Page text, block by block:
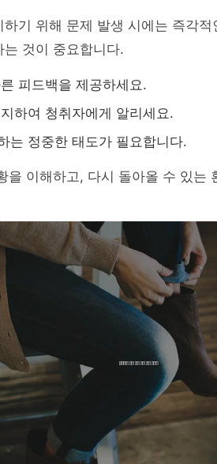
기 위해 문제 발생 시에는 즉각
것이 중요합니다.
피드백을 제공하세요.
하여 청취자에게 알리세요.
는 정중한 태도가 필요합니다.
을 이해하고, 다시 돌아올 수 있는